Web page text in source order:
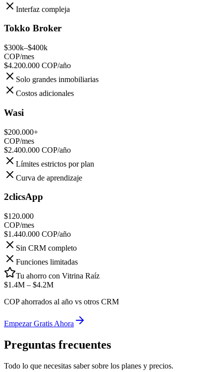
Interfaz compleja
Tokko Broker
$300k–$400k
COP/mes
$4.200.000 COP/año
Solo grandes inmobiliarias
Costos adicionales
Wasi
$200.000+
COP/mes
$2.400.000 COP/año
Límites estrictos por plan
Curva de aprendizaje
2clicsApp
$120.000
COP/mes
$1.440.000 COP/año
Sin CRM completo
Funciones limitadas
Tu ahorro con Vitrina Raíz
$1.4M – $4.2M
COP ahorrados al año vs otros CRM
Empezar Gratis Ahora
Preguntas frecuentes
Todo lo que necesitas saber sobre los planes y precios.